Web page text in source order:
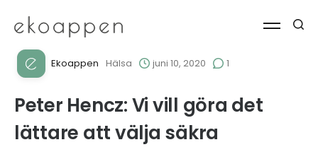
Ekoappen Hälsa juni 10, 2020 1
Peter Hencz: Vi vill göra det
lättare att välja säkra